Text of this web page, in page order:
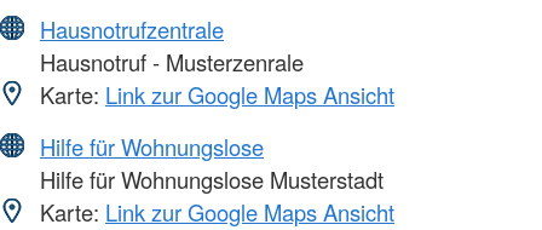
Hausnotrufzentrale
Hausnotruf - Musterzenrale
Karte: Link zur Google Maps Ansicht
Hilfe für Wohnungslose
Hilfe für Wohnungslose Musterstadt
Karte: Link zur Google Maps Ansicht